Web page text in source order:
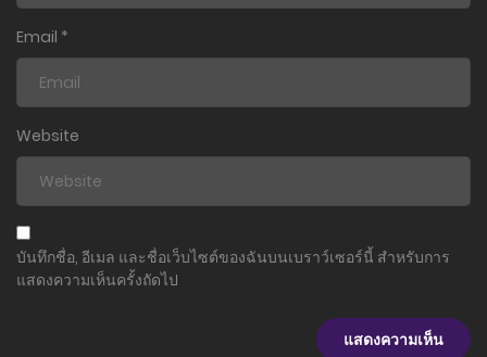
Email *
Website
บันทึกชื่อ, อีเมล และชื่อเว็บไซต์ของฉันบนเบราว์เซอร์นี้ สำหรับการ
แสดงความเห็นครั้งถัดไป